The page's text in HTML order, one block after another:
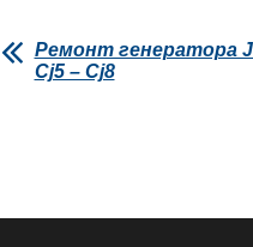
Ремонт генератора
Cj5 – Cj8